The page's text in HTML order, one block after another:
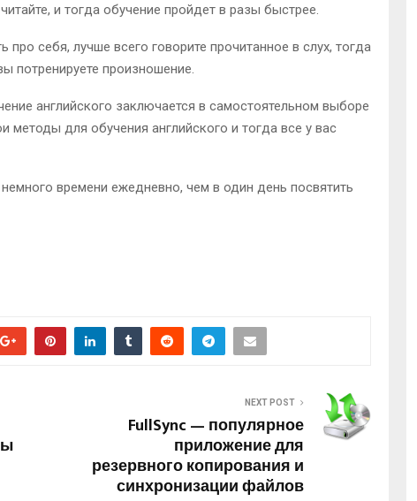
и тогда обучение пройдет в разы быстрее.
про себя, лучше всего говорите прочитанное в слух, тогда
потренируете произношение.
английского заключается в самостоятельном выборе
методы для обучения английского и тогда все у вас
времени ежедневно, чем в один день посвятить
NEXT POST
FullSync — популярное
приложение для
резервного копирования и
синхронизации файлов